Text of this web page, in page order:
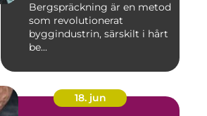
Bergspräckning är en metod
som revolutionerat
byggindustrin, särskilt i hårt
be...
18. jun